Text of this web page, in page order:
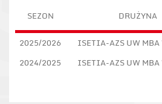
SEZON DRUŻYNA
2025/2026 ISETIA-AZS UW MBA
2024/2025
ISETIA-AZS UW MBA